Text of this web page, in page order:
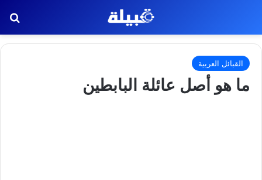
القبائل العربية
ما هو أصل عائلة البابطين